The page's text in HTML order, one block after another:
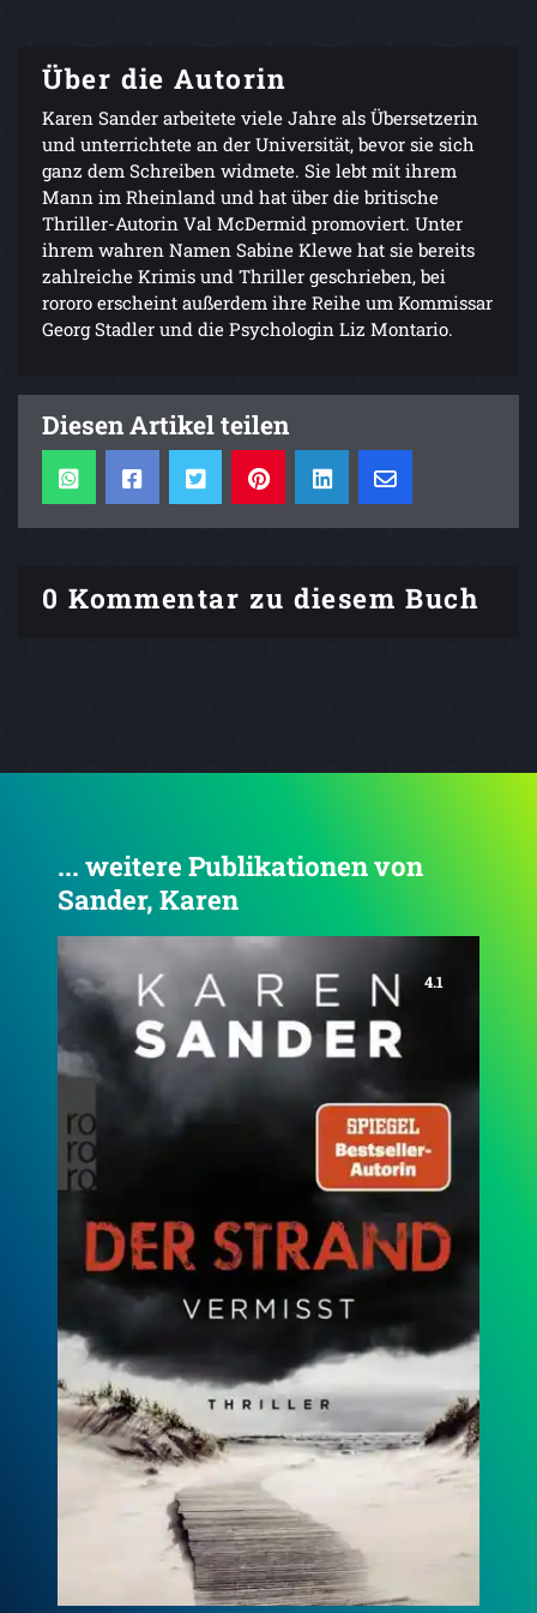
Über die Autorin
Karen Sander arbeitete viele Jahre als Übersetzerin
und unterrichtete an der Universität, bevor sie sich
ganz dem Schreiben widmete. Sie lebt mit ihrem
Mann im Rheinland und hat über die britische
Thriller-Autorin Val McDermid promoviert. Unter
ihrem wahren Namen Sabine Klewe hat sie bereits
zahlreiche Krimis und Thriller geschrieben, bei
rororo erscheint außerdem ihre Reihe um Kommissar
Georg Stadler und die Psychologin Liz Montario.
Diesen Artikel teilen
0 Kommentar zu diesem Buch
... weitere Publikationen von
Sander, Karen
4.2